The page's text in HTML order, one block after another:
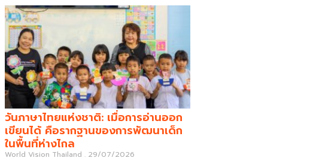
วันภาษาไทยแห่งชาติ: เมื่อการอ่านออก
เขียนได้ คือรากฐานของการพัฒนาเด็ก
ในพื้นที่ห่างไกล
World Vision Thailand 29/07/2026